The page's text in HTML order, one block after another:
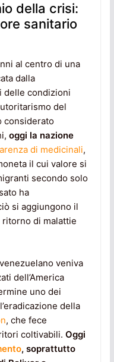
della crisi:
sanitario
al centro di una
dalla
delle condizioni
del
considerato
oggi la nazione
di medicinali,
il cui valore si
secondo solo
ha
si aggiungono il
di malattie
veniva
dell’America
uno dei
della
, che fece
coltivabili. Oggi
, soprattutto